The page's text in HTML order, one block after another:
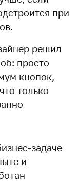
при
решил
просто
кнопок,
только
задаче
и